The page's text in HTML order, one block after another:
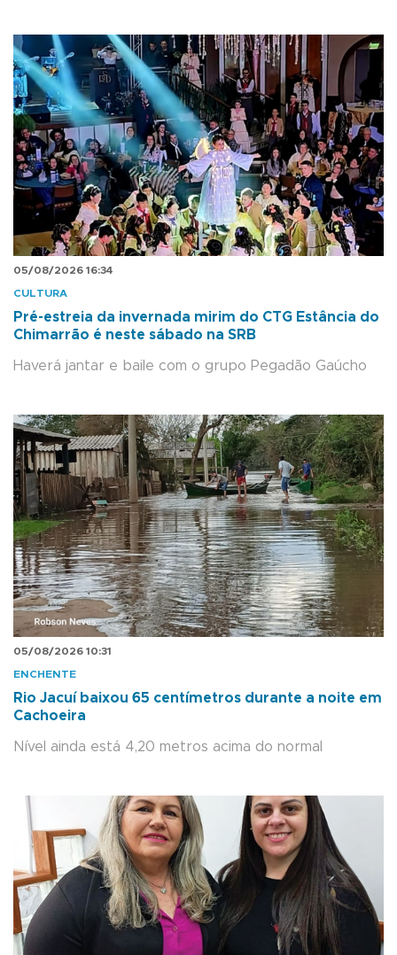
05/08/2026 16:34
CULTURA
Pré-estreia da invernada mirim do CTG Estância do
Chimarrão é neste sábado na SRB
Haverá jantar e baile com o grupo Pegadão Gaúcho
05/08/2026 10:31
ENCHENTE
Rio Jacuí baixou 65 centímetros durante a noite em
Cachoeira
Nível ainda está 4,20 metros acima do normal